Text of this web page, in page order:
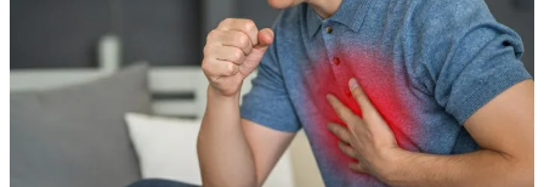
カテゴリで選ぶ